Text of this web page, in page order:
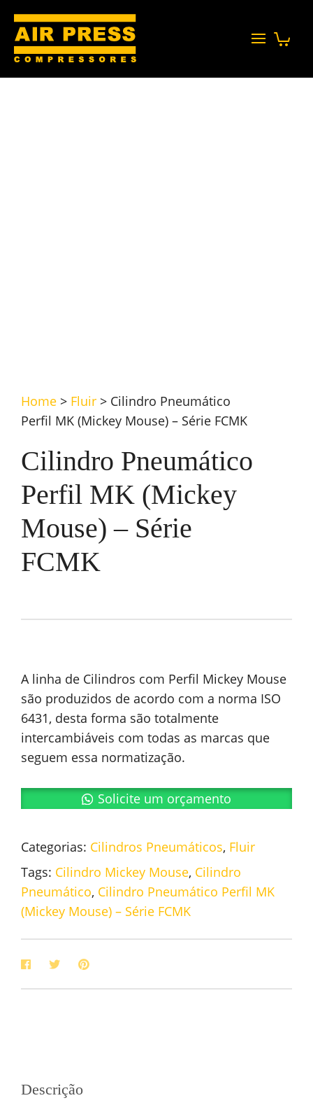
Home > Fluir > Cilindro Pneumático
Perfil MK (Mickey Mouse) – Série FCMK
Cilindro Pneumático
Perfil MK (Mickey
Mouse) – Série
FCMK
A linha de Cilindros com Perfil Mickey Mouse
são produzidos de acordo com a norma ISO
6431, desta forma são totalmente
intercambiáveis com todas as marcas que
seguem essa normatização.
Solicite um orçamento
Categorias: Cilindros Pneumáticos, Fluir
Tags: Cilindro Mickey Mouse, Cilindro
Pneumático, Cilindro Pneumático Perfil MK
(Mickey Mouse) – Série FCMK
Descrição